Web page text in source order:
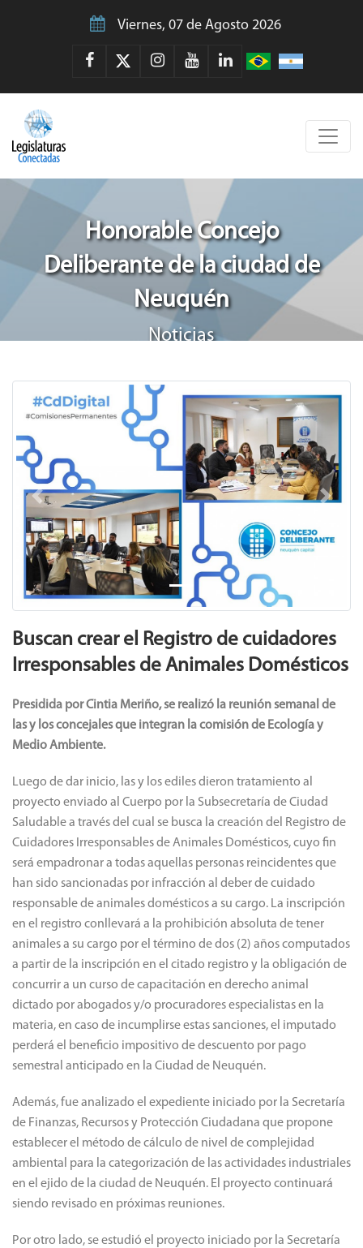
Viernes, 07 de Agosto 2026
Honorable Concejo
Deliberante de la ciudad de
Neuquén
Noticias
Previous Next
Buscan crear el Registro de cuidadores
Irresponsables de Animales Domésticos
Presidida por Cintia Meriño, se realizó la reunión semanal de
las y los concejales que integran la comisión de Ecología y
Medio Ambiente.
Luego de dar inicio, las y los ediles dieron tratamiento al
proyecto enviado al Cuerpo por la Subsecretaría de Ciudad
Saludable a través del cual se busca la creación del Registro de
Cuidadores Irresponsables de Animales Domésticos, cuyo fin
será empadronar a todas aquellas personas reincidentes que
han sido sancionadas por infracción al deber de cuidado
responsable de animales domésticos a su cargo. La inscripción
en el registro conllevará a la prohibición absoluta de tener
animales a su cargo por el término de dos (2) años computados
a partir de la inscripción en el citado registro y la obligación de
concurrir a un curso de capacitación en derecho animal
dictado por abogados y/o procuradores especialistas en la
materia, en caso de incumplirse estas sanciones, el imputado
perderá el beneficio impositivo de descuento por pago
semestral anticipado en la Ciudad de Neuquén.
Además, fue analizado el expediente iniciado por la Secretaría
de Finanzas, Recursos y Protección Ciudadana que propone
establecer el método de cálculo de nivel de complejidad
ambiental para la categorización de las actividades industriales
en el ejido de la ciudad de Neuquén. El proyecto continuará
siendo revisado en próximas reuniones.
Por otro lado, se estudió el proyecto iniciado por la Secretaría